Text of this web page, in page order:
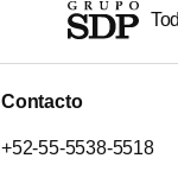
Contacto
+52-55-5538-5518